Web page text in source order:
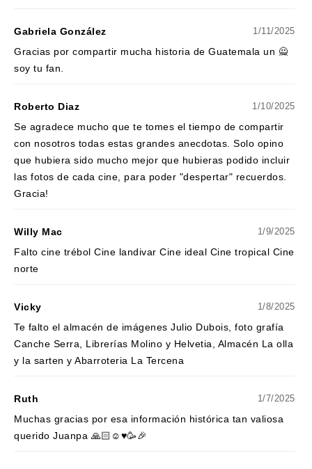
Gabriela González 1/11/2025
Gracias por compartir mucha historia de Guatemala un 🙅
soy tu fan.
Roberto Diaz 1/10/2025
Se agradece mucho que te tomes el tiempo de compartir
con nosotros todas estas grandes anecdotas. Solo opino
que hubiera sido mucho mejor que hubieras podido incluir
las fotos de cada cine, para poder "despertar" recuerdos.
Gracia!
Willy Mac 1/9/2025
Falto cine trébol Cine landivar Cine ideal Cine tropical Cine
norte
Vicky 1/8/2025
Te falto el almacén de imágenes Julio Dubois, foto grafía
Canche Serra, Librerías Molino y Helvetia, Almacén La olla
y la sarten y Abarroteria La Tercena
Ruth 1/7/2025
Muchas gracias por esa información histórica tan valiosa
querido Juanpa 🙏🏻☺️♥️🥳🎉